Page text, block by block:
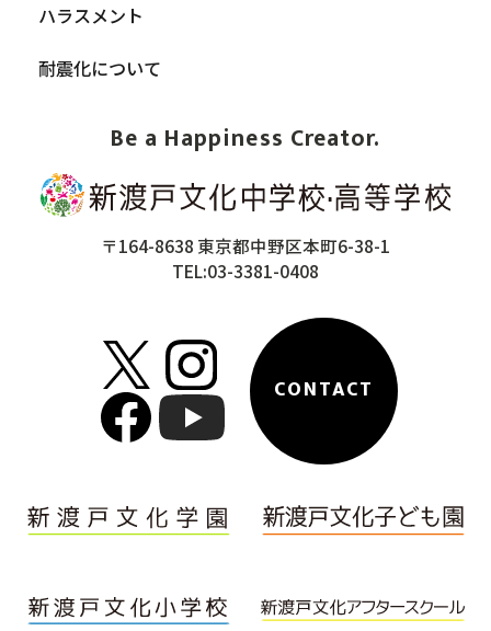
Be a Happiness Creator.
〒164-8638 東京都中野区本町6-38-1
TEL:03-3381-0408
CONTACT
ハラスメント
耐震化について